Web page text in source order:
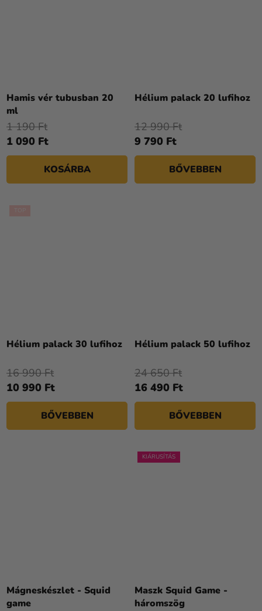
Hamis vér tubusban 20
ml
1 090 Ft
1 190 Ft
KOSÁRBA
Hélium palack 20 lufihoz
9 790 Ft
12 990 Ft
BŐVEBBEN
Hélium palack 30 lufihoz
átlagos
csillag.
10 990 Ft
16 990 Ft
BŐVEBBEN
Hélium palack 50 lufihoz
átlagos
csillag.
16 490 Ft
24 650 Ft
BŐVEBBEN
Mágneskészlet - Squid
game
KIÁRUSÍTÁS
Maszk Squid Game -
háromszög